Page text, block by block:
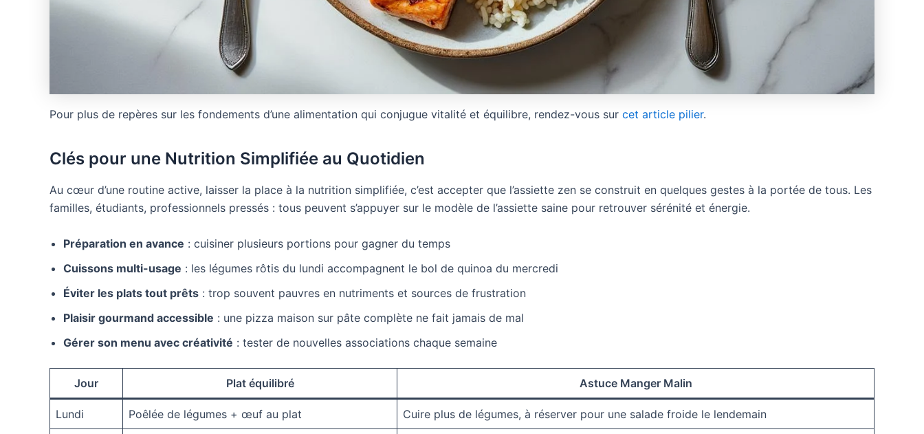
Pour plus de repères sur les fondements d’une alimentation qui conjugue vitalité et équilibre, rendez-vous sur cet article pilier.
Clés pour une Nutrition Simplifiée au Quotidien
Au cœur d’une routine active, laisser la place à la nutrition simplifiée, c’est accepter que l’assiette zen se construit en quelques gestes à la portée de tous. Les
familles, étudiants, professionnels pressés : tous peuvent s’appuyer sur le modèle de l’assiette saine pour retrouver sérénité et énergie.
Préparation en avance : cuisiner plusieurs portions pour gagner du temps
Cuissons multi-usage : les légumes rôtis du lundi accompagnent le bol de quinoa du mercredi
Éviter les plats tout prêts : trop souvent pauvres en nutriments et sources de frustration
Plaisir gourmand accessible : une pizza maison sur pâte complète ne fait jamais de mal
Gérer son menu avec créativité : tester de nouvelles associations chaque semaine
Jour Plat équilibré Astuce Manger Malin
Lundi Poêlée de légumes + œuf au plat Cuire plus de légumes, à réserver pour une salade froide le lendemain